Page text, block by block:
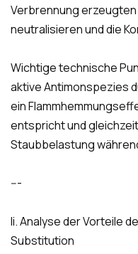
Verbrennung
neutralisieren und die
Wichtige technische
aktive Antimonspezies
ein
entspricht und
Staubbelastung
---
Ii. Analyse der Vorteile
Substitution